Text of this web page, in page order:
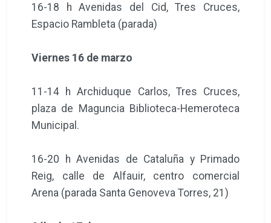
16-18 h Avenidas del Cid, Tres Cruces,
Espacio Rambleta (parada)
Viernes 16 de marzo
11-14 h Archiduque Carlos, Tres Cruces,
plaza de Maguncia Biblioteca-Hemeroteca
Municipal.
16-20 h Avenidas de Cataluña y Primado
Reig, calle de Alfauir, centro comercial
Arena (parada Santa Genoveva Torres, 21)